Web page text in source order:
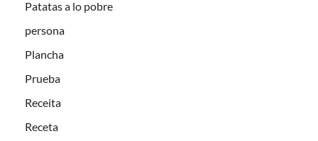
Patatas a lo pobre
persona
Plancha
Prueba
Receita
Receta